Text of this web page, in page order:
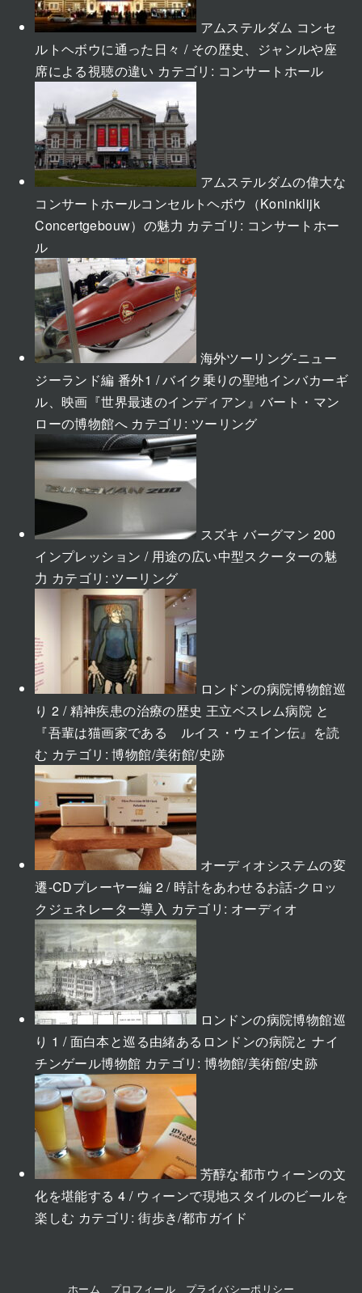
アムステルダム コンセ
ルトヘボウに通った日々 / その歴史、ジャンルや座
席による視聴の違い カテゴリ: コンサートホール
アムステルダムの偉大な
コンサートホールコンセルトヘボウ（Koninklijk
Concertgebouw）の魅力 カテゴリ: コンサートホー
ル
海外ツーリング-ニュー
ジーランド編 番外1 / バイク乗りの聖地インバカーギ
ル、映画『世界最速のインディアン』バート・マン
ローの博物館へ カテゴリ: ツーリング
スズキ バーグマン 200
インプレッション / 用途の広い中型スクーターの魅
力 カテゴリ: ツーリング
ロンドンの病院博物館巡
り 2 / 精神疾患の治療の歴史 王立ベスレム病院 と
『吾輩は猫画家である ルイス・ウェイン伝』を読
む カテゴリ:博物館/美術館/史跡
オーディオシステムの変
遷-CDプレーヤー編 2 / 時計をあわせるお話-クロッ
クジェネレーター導入 カテゴリ: オーディオ
ロンドンの病院博物館巡
り 1 / 面白本と巡る由緒あるロンドンの病院と ナイ
チンゲール博物館 カテゴリ:博物館/美術館/史跡
芳醇な都市ウィーンの文
化を堪能する 4 / ウィーンで現地スタイルのビールを
楽しむ カテゴリ:街歩き/都市ガイド
ホーム プロフィール プライバシーポリシー